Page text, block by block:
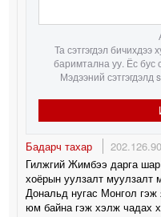
Та сэтгэгдэл бичихдээ
баримтална уу. Ёс бус
Мэдээний сэтгэгдэлд
Бадарч тахар
Гилжгий Жимбээ дарга шар
хоёрын уулзалт муулзалт
Дональд нугас Монгол
юм байна гэж хэлж чадах